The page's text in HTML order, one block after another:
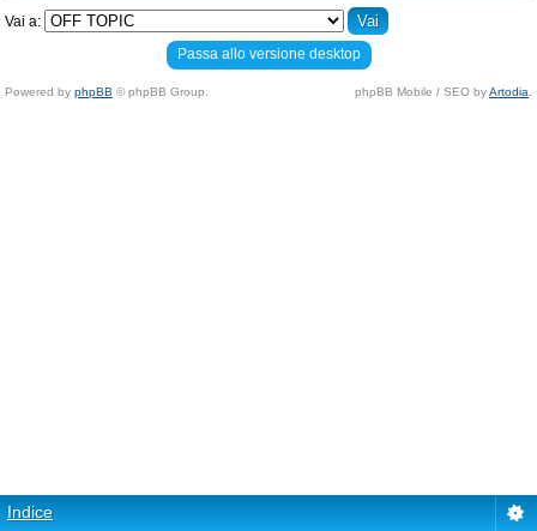
Vai a:
Passa allo versione desktop
Powered by phpBB © phpBB Group. phpBB Mobile / SEO byArtodia
Indice